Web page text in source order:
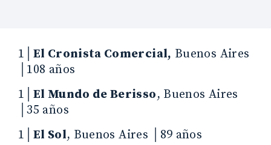
1│ El Cronista Comercial, Buenos Aires
│108 años
1│ El Mundo de Berisso, Buenos Aires
│35 años
1│ El Sol, Buenos Aires │89 años